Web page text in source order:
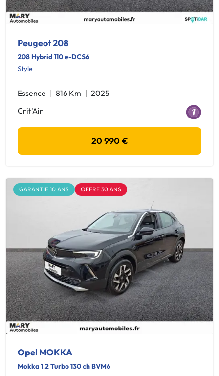
Peugeot 208
208 Hybrid 110 e-DCS6
Style
Essence 816 Km
2025
Crit'Air
20 990 €
GARANTIE 10 ANS OFFRE 30 ANS
Opel MOKKA
Mokka 1.2 Turbo 130 ch BVM6